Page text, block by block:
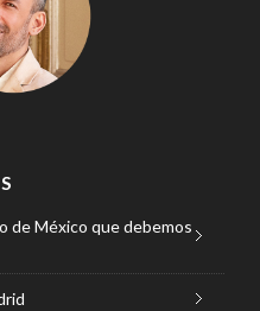
de México que debemos